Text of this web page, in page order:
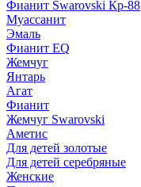
Фианит Swarovski Кр-88
Муассанит
Эмаль
Фианит EQ
Жемчуг
Янтарь
Агат
Фианит
Жемчуг Swarovski
Аметис
Для детей золотые
Для детей серебряные
Женские